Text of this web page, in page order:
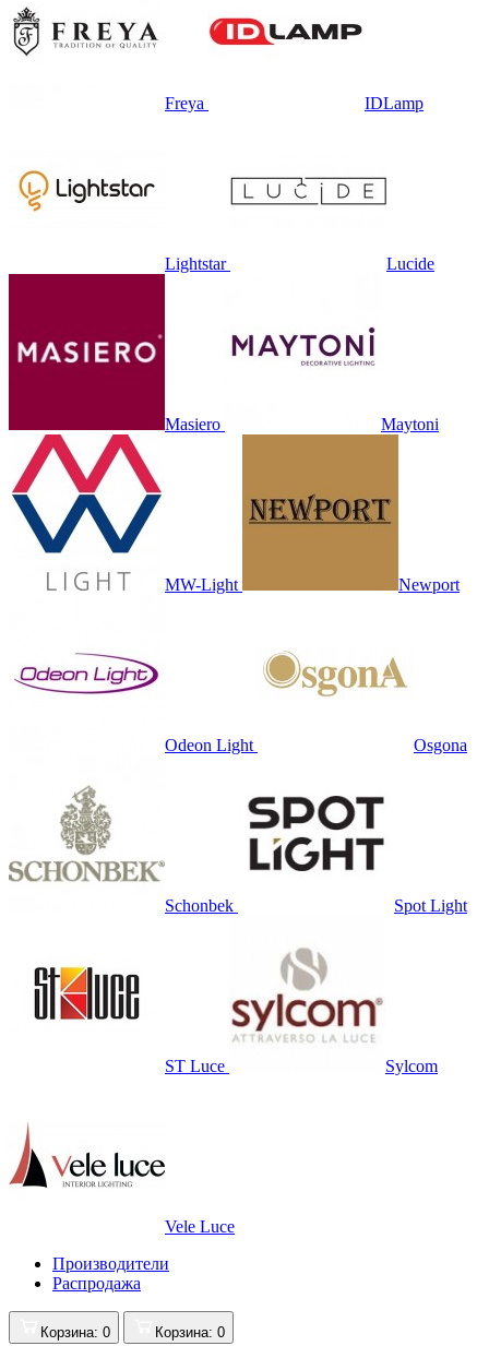
Freya IDLamp
Lightstar Lucide
Masiero Maytoni
MW-Light Newport
Odeon Light Osgona
Schonbek Spot Light
ST Luce Sylcom
Vele Luce
Производители
Распродажа
Корзина: 0 Корзина: 0